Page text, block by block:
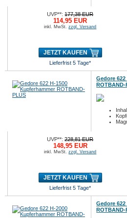
UVP**:177,38 EUR
114,95 EUR
inkl. MwSt.zzgl. Versand
JETZT KAUFEN
Lieferfrist 5 Tage*
Gedore
ROTBAND-
UVP**:228,81 EUR
148,95 EUR
inkl. MwSt.zzgl. Versand
JETZT KAUFEN
Lieferfrist 5 Tage*
Gedore
ROTBAND-